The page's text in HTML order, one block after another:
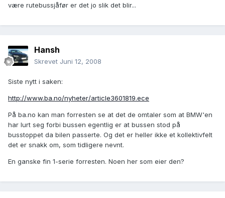
være rutebussjåfør er det jo slik det blir...
Hansh
Skrevet Juni 12, 2008
Siste nytt i saken:
http://www.ba.no/nyheter/article3601819.ece
På ba.no kan man forresten se at det de omtaler som at BMW'en
har lurt seg forbi bussen egentlig er at bussen stod på
busstoppet da bilen passerte. Og det er heller ikke et kollektivfelt
det er snakk om, som tidligere nevnt.
En ganske fin 1-serie forresten. Noen her som eier den?